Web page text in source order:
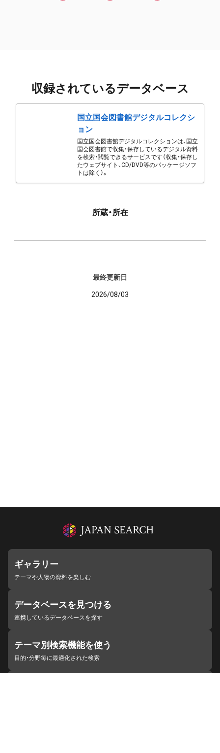
収録されているデータベース
国立国会図書館デジタルコレクシ
ョン
国立国会図書館デジタルコレクションは、国立
国会図書館で収集・保存しているデジタル資料
を検索・閲覧できるサービスです（収集・保存し
たウェブサイト、CD/DVD等のパッケージソフ
トは除く）。
所蔵・所在
最終更新日
2026/08/03
ギャラリー
テーマや人物の資料を楽しむ
データベースを見つける
連携しているデータベースを探す
テーマ別検索機能を使う
目的・分野毎に最適化された検索